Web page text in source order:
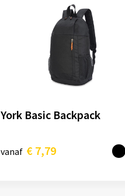
York Basic Backpack
vanaf € 7,79